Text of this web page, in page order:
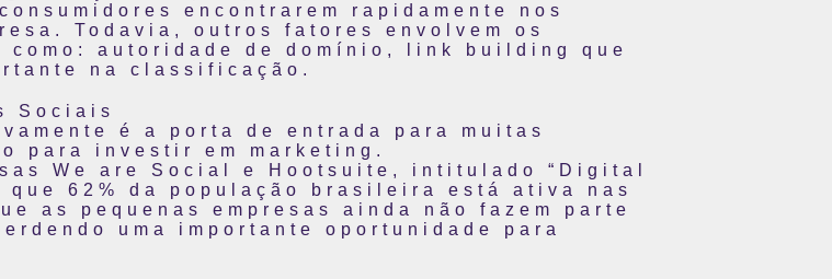
encontrarem rapidamente nos
Todavia, outros fatores envolvem os
como: autoridade de domínio, link building que
na classificação.
Sociais
é a porta de entrada para muitas
para investir em marketing.
We are Social e Hootsuite, intitulado “Digital
62% da população brasileira está ativa nas
as pequenas empresas ainda não fazem parte
uma importante oportunidade para